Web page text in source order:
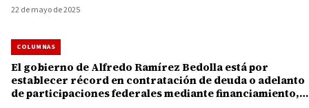
22 de mayo de 2025
COLUMNAS
El gobierno de Alfredo Ramírez Bedolla está por
establecer récord en contratación de deuda o adelanto
de participaciones federales mediante financiamiento,